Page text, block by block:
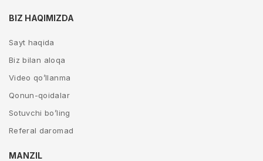
BIZ HAQIMIZDA
Sayt haqida
Biz bilan aloqa
Video qo’llanma
Qonun-qoidalar
Sotuvchi bo’ling
Referal daromad
MANZIL